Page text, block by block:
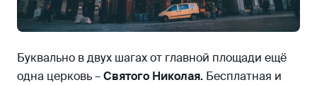
Буквально в двух шагах от главной площади ещё
одна церковь –Святого Николая. Бесплатная и